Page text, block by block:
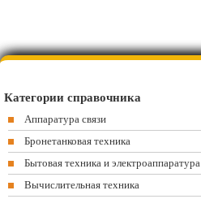
Категории справочника
Аппаратура связи
Бронетанковая техника
Бытовая техника и электроаппаратура
Вычислительная техника